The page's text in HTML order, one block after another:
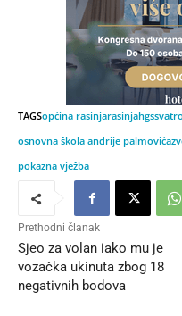
TAGSopćina rasinjarasinjahgss
osnovna škola andrije palmovića
pokazna vježba
Prethodni članak
Sjeo za volan iako mu je
vozačka ukinuta zbog 18
negativnih bodova